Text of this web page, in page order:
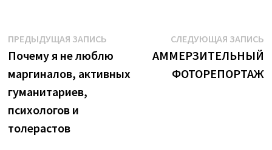
Навигация
по
записям
ПРЕДЫДУЩАЯ ЗАПИСЬ
запись:
Почему я не люблю
маргиналов, активных
гуманитариев,
психологов и
толерастов
СЛЕДУЮЩАЯ ЗАПИСЬ
АММЕРЗИТЕЛЬНЫЙ
ФОТОРЕПОРТАЖ